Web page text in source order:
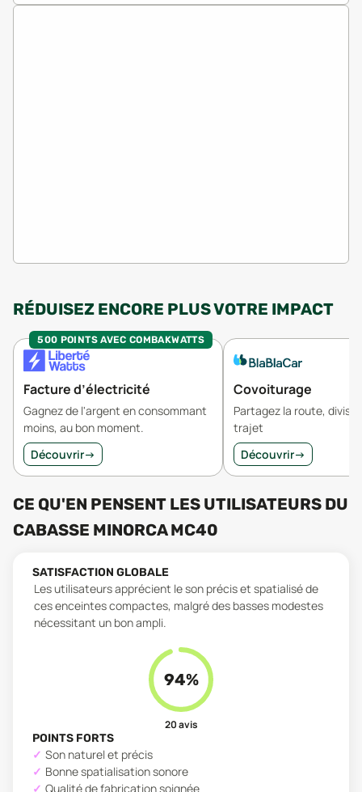
RÉDUISEZ ENCORE PLUS VOTRE IMPACT
500 POINTS AVEC COMBAKWATTS
Facture d’électricité
Gagnez de l'argent en consommant
moins, au bon moment.
Découvrir→
Covoiturage
Partagez la route,
trajet
Découvrir→
CE QU'EN PENSENT LES UTILISATEURS DU
CABASSE MINORCA MC40
SATISFACTION GLOBALE
Les utilisateurs apprécient le son précis et spatialisé de
ces enceintes compactes, malgré des basses modestes
nécessitant un bon ampli.
94%
20avis
POINTS FORTS
Son naturel et précis
Bonne spatialisation sonore
Qualité de fabrication soignée